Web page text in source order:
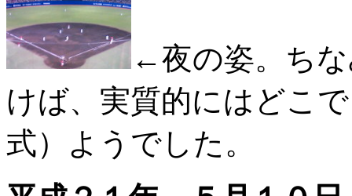
←夜の姿。ち
けば、実質的にはどこ
式）ようでした。